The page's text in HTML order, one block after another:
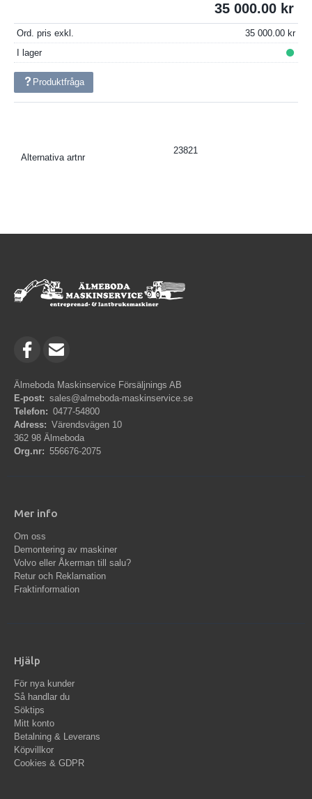
35 000.00
Ord. pris exkl.
35 000.00
I lager
Produktfråga
Alternativa artnr
23821
Älmeboda Maskinservice Försäljnings AB
E-post: sales@almeboda-maskinservice.se
Telefon: 0477-54800
Adress: Värendsvägen 10
362 98 Älmeboda
Org.nr: 556676-2075
Mer info
Om oss
Demontering av maskiner
Volvo eller Åkerman till salu?
Retur och Reklamation
Fraktinformation
Hjälp
För nya kunder
Så handlar du
Söktips
Mitt konto
Betalning & Leverans
Köpvillkor
Cookies & GDPR